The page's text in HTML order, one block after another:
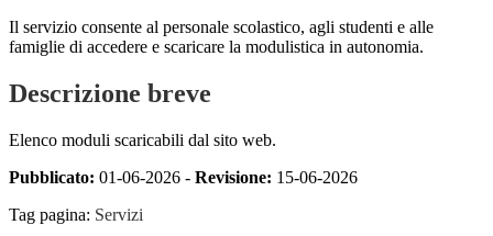
Il servizio consente al personale scolastico, agli studenti e alle
famiglie di accedere e scaricare la modulistica in autonomia.
Descrizione breve
Elenco moduli scaricabili dal sito web.
Pubblicato: 01-06-2026 - Revisione: 15-06-2026
Tag pagina: Servizi